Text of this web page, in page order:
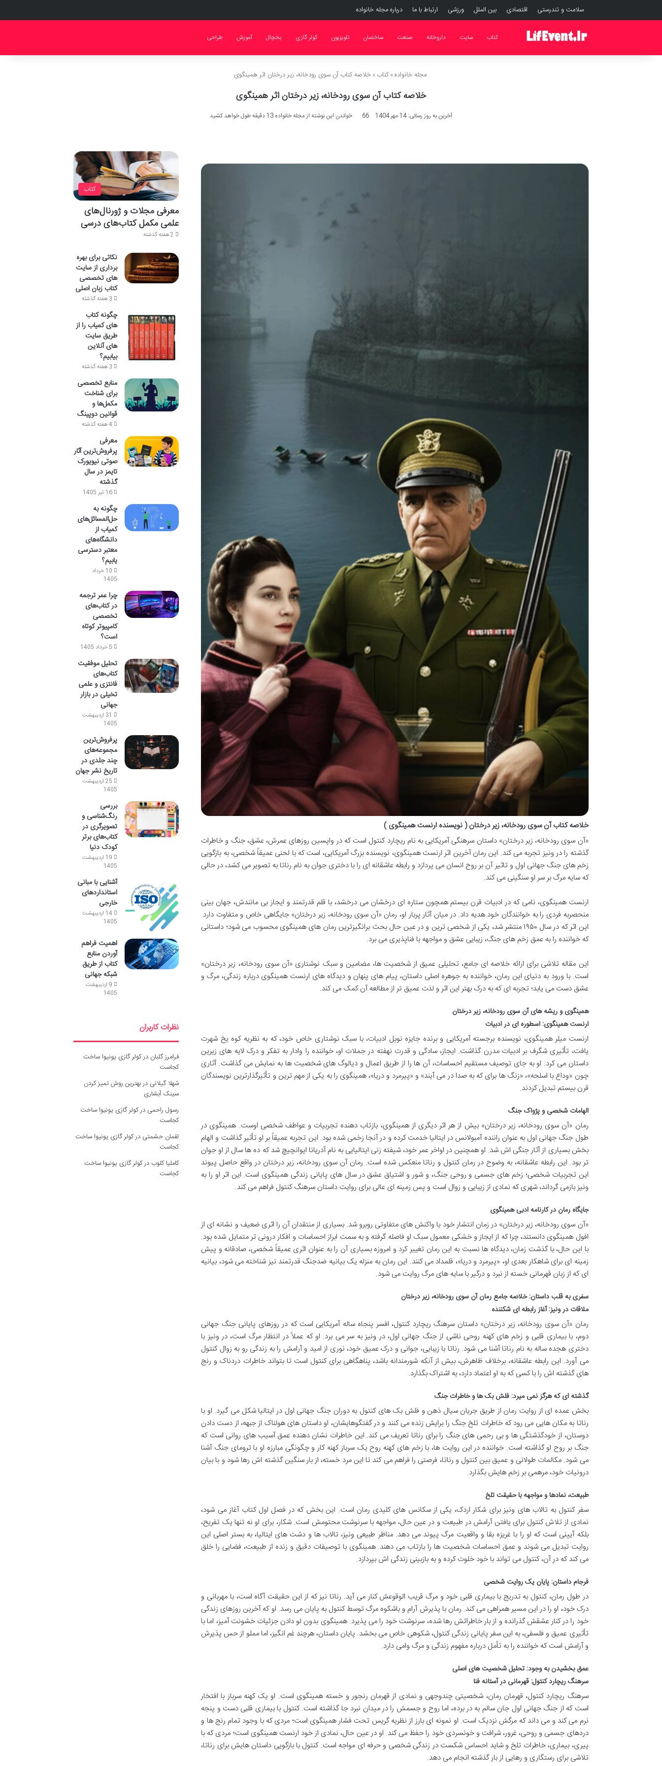
سلامت و تندرستی اقتصادی بین الملل ورزشی ارتباط با ما درباره مجله خانواده
کتاب سایت داروخانه صنعت ساختمان تلویزیون کولر گازی یخچال آموزش طراحی
مجله خانواده» کتاب » خلاصه کتاب آن سوی رودخانه، زیر درختان اثر همینگوی
خلاصه کتاب آن سوی رودخانه، زیر درختان اثر همینگوی
آخرین به روز رسانی: 14 مهر 1404 66 خواندن این نوشته از مجله خانواده 13 دقیقه طول خواهد کشید
خلاصه کتاب آن سوی رودخانه، زیر درختان ( نویسنده ارنست همینگوی )
«آن سوی رودخانه، زیر درختان» داستان سرهنگی آمریکایی به نام ریچارد کنتول است که در واپسین روزهای عمرش، عشق، جنگ و خاطرات
گذشته را در ونیز تجربه می کند. این رمان آخرین اثر ارنست همینگوی، نویسنده بزرگ آمریکایی، است که با لحنی عمیقاً شخصی، به بازگویی
زخم های جنگ جهانی اول و تاثیر آن بر روح انسان می پردازد و رابطه عاشقانه ای را با دختری جوان به نام رناتا به تصویر می کشد، در حالی
که سایه مرگ بر سر او سنگینی می کند.
ارنست همینگوی، نامی که در ادبیات قرن بیستم همچون ستاره ای درخشان می درخشد، با قلم قدرتمند و ایجاز بی مانندش، جهان بینی
منحصربه فردی را به خوانندگان خود هدیه داد. در میان آثار پربار او، رمان «آن سوی رودخانه، زیر درختان» جایگاهی خاص و متفاوت دارد.
این اثر که در سال ۱۹۵۰ منتشر شد، یکی از شخصی ترین و در عین حال بحث برانگیزترین رمان های همینگوی محسوب می شود؛ داستانی
که خواننده را به عمق زخم های جنگ، زیبایی عشق و مواجهه با فناپذیری می برد.
این مقاله تلاشی برای ارائه خلاصه ای جامع، تحلیلی عمیق از شخصیت ها، مضامین و سبک نوشتاری «آن سوی رودخانه، زیر درختان»
است. با ورود به دنیای این رمان، خواننده به جوهره اصلی داستان، پیام های پنهان و دیدگاه های ارنست همینگوی درباره زندگی، مرگ و
عشق دست می یابد؛ تجربه ای که به درک بهتر این اثر و لذت عمیق تر از مطالعه آن کمک می کند.
همینگوی و ریشه های آن سوی رودخانه، زیر درختان
ارنست همینگوی: اسطوره ای در ادبیات
ارنست میلر همینگوی، نویسنده برجسته آمریکایی و برنده جایزه نوبل ادبیات، با سبک نوشتاری خاص خود، که به نظریه کوه یخ شهرت
یافت، تأثیری شگرف بر ادبیات مدرن گذاشت. ایجاز، سادگی و قدرت نهفته در جملات او، خواننده را وادار به تفکر و درک لایه های زیرین
داستان می کرد. او به جای توصیف مستقیم احساسات، آن ها را از طریق اعمال و دیالوگ های شخصیت ها به نمایش می گذاشت. آثاری
چون «وداع با اسلحه»، «زنگ ها برای که به صدا در می آیند» و «پیرمرد و دریا»، همینگوی را به یکی از مهم ترین و تأثیرگذارترین نویسندگان
قرن بیستم تبدیل کردند.
الهامات شخصی و پژواک جنگ
رمان «آن سوی رودخانه، زیر درختان» بیش از هر اثر دیگری از همینگوی، بازتاب دهنده تجربیات و عواطف شخصی اوست. همینگوی در
طول جنگ جهانی اول به عنوان راننده آمبولانس در ایتالیا خدمت کرده و در آنجا زخمی شده بود. این تجربه عمیقاً بر او تأثیر گذاشت و الهام
بخش بسیاری از آثار جنگی اش شد. او همچنین در اواخر عمر خود، شیفته زنی ایتالیایی به نام آدریانا ایوانچیچ شد که ده ها سال از او جوان
تر بود. این رابطه عاشقانه، به وضوح در رمان کنتول و رناتا منعکس شده است. رمان آن سوی رودخانه، زیر درختان در واقع حاصل پیوند
این تجربیات شخصی؛ زخم های جسمی و روحی جنگ، و شور و اشتیاق عشق در سال های پایانی زندگی همینگوی است. این اثر او را به
ونیز بازمی گرداند، شهری که نمادی از زیبایی و زوال است و پس زمینه ای عالی برای روایت داستان سرهنگ کنتول فراهم می کند.
جایگاه رمان در کارنامه ادبی همینگوی
«آن سوی رودخانه، زیر درختان» در زمان انتشار خود با واکنش های متفاوتی روبرو شد. بسیاری از منتقدان آن را اثری ضعیف و نشانه ای از
افول همینگوی دانستند، چرا که از ایجاز و خشکی معمول سبک او فاصله گرفته و به سمت ابراز احساسات و افکار درونی تر متمایل شده بود.
با این حال، با گذشت زمان، دیدگاه ها نسبت به این رمان تغییر کرد و امروزه بسیاری آن را به عنوان اثری عمیقاً شخصی، صادقانه و پیش
زمینه ای برای شاهکار بعدی او، «پیرمرد و دریا»، قلمداد می کنند. این رمان به منزله یک بیانیه ضدجنگ قدرتمند نیز شناخته می شود، بیانیه
ای که از زبان قهرمانی خسته از نبرد و درگیر با سایه های مرگ روایت می شود.
سفری به قلب داستان: خلاصه جامع رمان آن سوی رودخانه، زیر درختان
ملاقات در ونیز: آغاز رابطه ای شکننده
رمان «آن سوی رودخانه، زیر درختان» داستان سرهنگ ریچارد کنتول، افسر پنجاه ساله آمریکایی است که در روزهای پایانی جنگ جهانی
دوم، با بیماری قلبی و زخم های کهنه روحی ناشی از جنگ جهانی اول، در ونیز به سر می برد. او که عملاً در انتظار مرگ است، در ونیز با
دختری هجده ساله به نام رناتا آشنا می شود. رناتا با زیبایی، جوانی و درک عمیق خود، نوری از امید و آرامش را به زندگی رو به زوال کنتول
می آورد. این رابطه عاشقانه، برخلاف ظاهرش، بیش از آنکه شورمندانه باشد، پناهگاهی برای کنتول است تا بتواند خاطرات دردناک و رنج
های گذشته اش را با کسی که به او اعتماد دارد، به اشتراک بگذارد.
گذشته ای که هرگز نمی میرد: فلش بک ها و خاطرات جنگ
بخش عمده ای از روایت رمان از طریق جریان سیال ذهن و فلش بک های کنتول به دوران جنگ جهانی اول در ایتالیا شکل می گیرد. او با
رناتا به مکان هایی می رود که خاطرات تلخ جنگ را برایش زنده می کنند و در گفتگوهایشان، او داستان های هولناک از جبهه، از دست دادن
دوستان، از خودگذشتگی ها و بی رحمی های جنگ را برای رناتا تعریف می کند. این خاطرات نشان دهنده عمق آسیب های روانی است که
جنگ بر روح او گذاشته است. خواننده در این روایت ها، با زخم های کهنه روح یک سرباز کهنه کار و چگونگی مبارزه او با ترومای جنگ آشنا
می شود. مکالمات طولانی و عمیق بین کنتول و رناتا، فرصتی را فراهم می کند تا این مرد خسته، از بار سنگین گذشته اش رها شود و با بیان
درونیات خود، مرهمی بر زخم هایش بگذارد.
طبیعت، نمادها و مواجهه با حقیقت تلخ
سفر کنتول به تالاب های ونیز برای شکار اردک، یکی از سکانس های کلیدی رمان است. این بخش که در فصل اول کتاب آغاز می شود،
نمادی از تلاش کنتول برای یافتن آرامش در طبیعت و در عین حال، مواجهه با سرنوشت محتومش است. شکار، برای او نه تنها یک تفریح،
بلکه آیینی است که او را با غریزه بقا و واقعیت مرگ پیوند می دهد. مناظر طبیعی ونیز، تالاب ها و دشت های ایتالیا، به بستر اصلی این
روایت تبدیل می شوند و عمق احساسات شخصیت ها را بازتاب می دهند. همینگوی با توصیفات دقیق و زنده از طبیعت، فضایی را خلق
می کند که در آن، کنتول می تواند با خود خلوت کرده و به بازبینی زندگی اش بپردازد.
فرجام داستان: پایان یک روایت شخصی
در طول رمان، کنتول به تدریج با بیماری قلبی خود و مرگ قریب الوقوعش کنار می آید. رناتا نیز که از این حقیقت آگاه است، با مهربانی و
درک خود، او را در این مسیر همراهی می کند. رمان با پذیرش آرام و باشکوه مرگ توسط کنتول به پایان می رسد. او که آخرین روزهای زندگی
خود را در کنار عشقش گذرانده و از بار خاطراتش رها شده، سرنوشت خود را می پذیرد. همینگوی بدون لو دادن جزئیات خشونت آمیز، اما با
تأثیری عمیق و فلسفی، به این سفر پایانی زندگی کنتول، شکوهی خاص می بخشد. پایان داستان، هرچند غم انگیز، اما مملو از حس پذیرش
و آرامش است که خواننده را به تأمل درباره مفهوم زندگی و مرگ وامی دارد.
عمق بخشیدن به وجود: تحلیل شخصیت های اصلی
سرهنگ ریچارد کنتول: قهرمانی در آستانه فنا
سرهنگ ریچارد کنتول، قهرمان رمان، شخصیتی چندوجهی و نمادی از قهرمان رنجور و خسته همینگوی است. او یک کهنه سرباز با افتخار
است که از جنگ جهانی اول جان سالم به در برده، اما روح و جسمش را در میدان نبرد جا گذاشته است. کنتول با بیماری قلبی دست و پنجه
نرم می کند و می داند که مرگش نزدیک است. او نمونه ای بارز از نظریه گریس تحت فشار همینگوی است؛ مردی که با وجود تمام رنج ها و
دردهای جسمی و روحی، غرور، شرافت و خونسردی خود را حفظ می کند. او در عین حال، نمادی از خود ارنست همینگوی است؛ مردی که با
پیری، بیماری، خاطرات تلخ و شاید احساس شکست در زندگی شخصی و حرفه ای مواجه است. کنتول با بازگویی داستان هایش برای رناتا،
تلاشی برای رستگاری و رهایی از بار گذشته انجام می دهد.
کتاب
معرفی مجلات و ژورنال‌های
علمی مکمل کتاب‌های درسی
2 هفته گذشته
نکاتی برای بهره
برداری از سایت
های تخصصی
کتاب زبان اصلی
3 هفته گذشته
چگونه کتاب
های کمیاب را از
طریق سایت
های آنلاین
بیابیم؟
3 هفته گذشته
منابع تخصصی
برای شناخت
مکمل‌ها و
قوانین دوپینگ
4 هفته گذشته
معرفی
پرفروش‌ترین آثار
صوتی نیویورک
تایمز در سال
گذشته
16 تیر 1405
چگونه به
حل‌المسائل‌های
کمیاب از
دانشگاه‌های
معتبر دسترسی
یابیم؟
10 خرداد
1405
چرا عمر ترجمه
در کتاب‌های
تخصصی
کامپیوتر کوتاه
است؟
5 خرداد 1405
تحلیل موفقیت
کتاب‌های
فانتزی و علمی
تخیلی در بازار
جهانی
31 اردیبهشت
1405
پرفروش‌ترین
مجموعه‌های
چند جلدی در
تاریخ نشر جهان
25 اردیبهشت
1405
بررسی
رنگ‌شناسی و
تصویرگری در
کتاب‌های برتر
کودک دنیا
19 اردیبهشت
1405
آشنایی با مبانی
استانداردهای
خارجی
14 اردیبهشت
1405
اهمیت فراهم
آوردن منابع
کتاب از طریق
شبکه جهانی
9 اردیبهشت
1405
نظرات کاربران
فرامرز گلبان درکولر گازی یونیوا ساخت
کجاست
شهلا گیلانی دربهترین روش تمیز کردن
سینک آبشاری
رسول راحمی درکولر گازی یونیوا ساخت
کجاست
لقمان حشمتی درکولر گازی یونیوا ساخت
کجاست
کاملیا کلوب درکولر گازی یونیوا ساخت
کجاست